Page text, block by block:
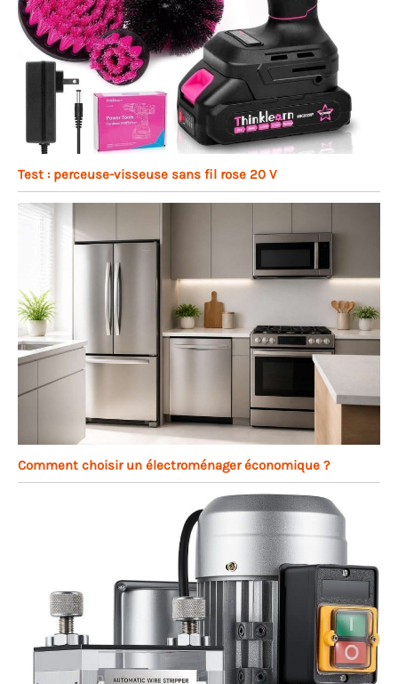
Test : perceuse-visseuse sans fil rose 20 V
Comment choisir un électroménager économique ?